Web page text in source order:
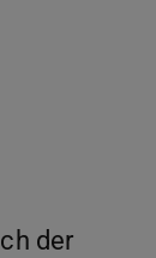
der